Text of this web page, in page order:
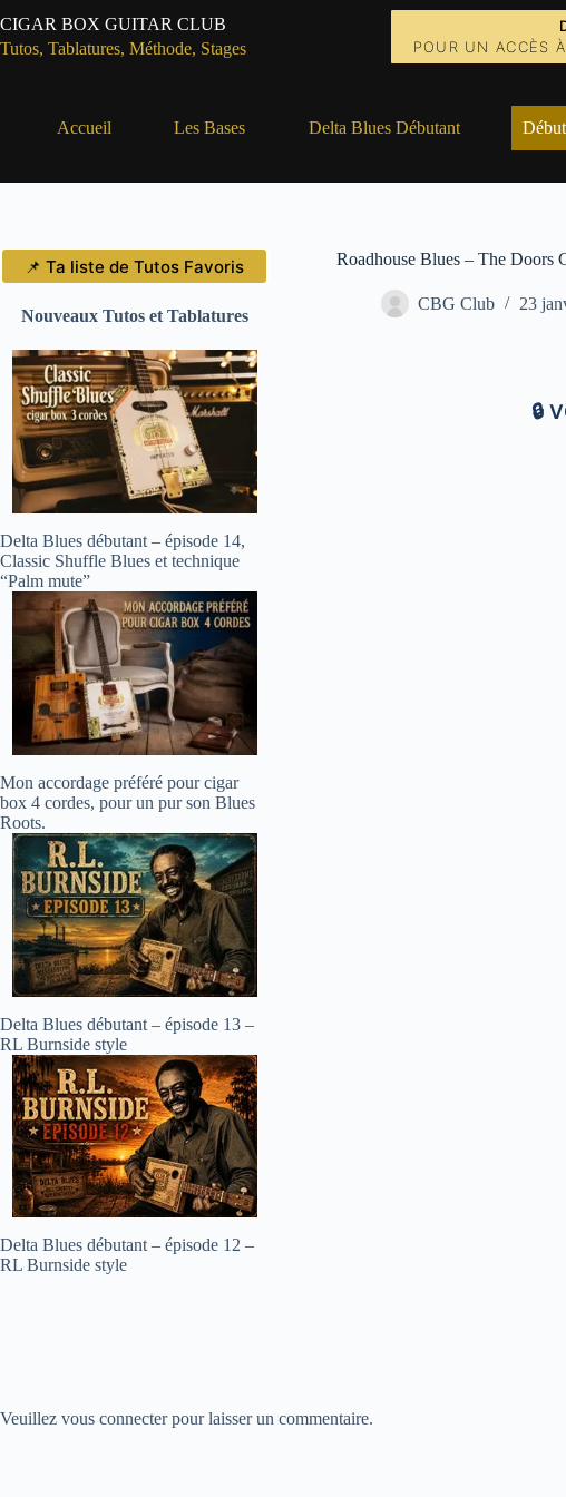
au
contenu
CIGAR BOX GUITAR CLUB
Tutos, Tablatures, Méthode, Stages
POUR UN ACCÈS
Accueil Les Bases Delta Blues Débutant
Roadhouse Blues – The Doors
CBG Club 23
🔒
📌 Ta liste de Tutos Favoris
Nouveaux Tutos et Tablatures
Delta Blues débutant – épisode 14,
Classic Shuffle Blues et technique
“Palm mute”
Mon accordage préféré pour cigar
box 4 cordes, pour un pur son Blues
Roots.
Delta Blues débutant – épisode 13 –
RL Burnside style
Delta Blues débutant – épisode 12 –
RL Burnside style
Veuillez vous connecter pour laisser un commentaire.